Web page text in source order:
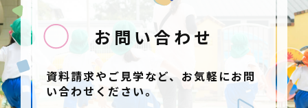
お問い合わせ
資料請求やご見学など、お気軽にお問
い合わせください。